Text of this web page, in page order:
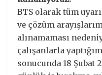
BTS olarak tüm
ve çözüm
alınamaması
çalışanlarla
sonucunda 18 Şubat